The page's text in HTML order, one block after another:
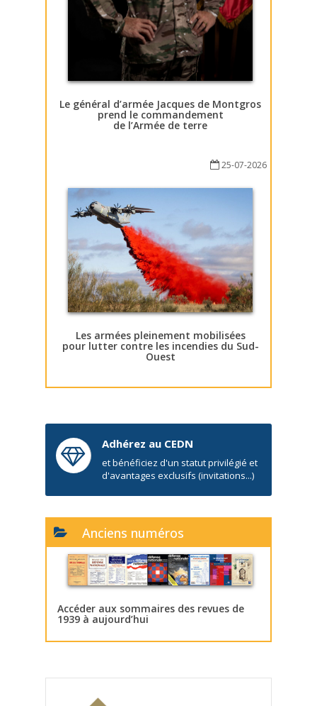
Le général d’armée Jacques de Montgros
prend le commandement
de l’Armée de terre
25-07-2026
Les armées pleinement mobilisées
pour lutter contre les incendies du Sud-
Ouest
Adhérez au CEDN
et bénéficiez d'un statut privilégié et
d'avantages exclusifs (invitations...)
Anciens numéros
Accéder aux sommaires des revues de
1939 à aujourd’hui